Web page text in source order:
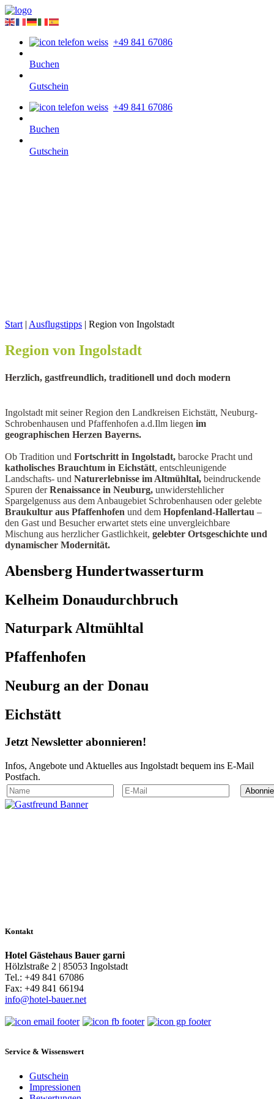
+49 841 67086
Buchen
Gutschein
+49 841 67086
Buchen
Gutschein
Start | Ausflugstipps | Region von Ingolstadt
Region von Ingolstadt
Herzlich, gastfreundlich, traditionell und doch modern
Ingolstadt mit seiner Region den Landkreisen Eichstätt, Neuburg-
Schrobenhausen und Pfaffenhofen a.d.Ilm liegen im
geographischen Herzen Bayerns.
Ob Tradition und Fortschritt in Ingolstadt, barocke Pracht und
katholisches Brauchtum in Eichstätt, entschleunigende
Landschafts- und Naturerlebnisse im Altmühltal, beindruckende
Spuren derRenaissance in Neuburg, unwiderstehlicher
Spargelgenuss aus dem Anbaugebiet Schrobenhausen oder gelebte
Braukultur aus Pfaffenhofen und dem Hopfenland-Hallertau –
den Gast und Besucher erwartet stets eine unvergleichbare
Mischung aus herzlicher Gastlichkeit, gelebter Ortsgeschichte und
dynamischer Modernität.
Abensberg Hundertwasserturm
Kelheim Donaudurchbruch
Naturpark Altmühltal
Pfaffenhofen
Neuburg an der Donau
Eichstätt
Jetzt Newsletter abonnieren!
Infos, Angebote und Aktuelles aus Ingolstadt bequem ins E-Mail
Postfach.
Kontakt
Hotel Gästehaus Bauer garni
Hölzlstraße 2 | 85053 Ingolstadt
Tel.: +49 841 67086
Fax: +49 841 66194
info@hotel-bauer.net
Service & Wissenswert
Gutschein
Impressionen